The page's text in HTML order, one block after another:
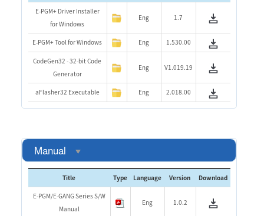
E-PGM+ Driver Installer
for Windows
Eng 1.7
E-PGM+ Tool for Windows Eng 1.530.00
CodeGen32 - 32-bit Code
Generator
Eng V1.019.19
aFlasher32 Executable Eng 2.018.00
Manual
Title Type Language Version Download
E-PGM/E-GANG Series S/W
Manual
Eng 1.0.2